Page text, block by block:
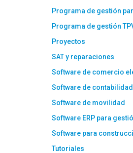
Programa de gestión
Programa de gestión
Proyectos
SAT y reparaciones
Software de comercio
Software de contabilidad
Software de movilidad
Software ERP para
Software para
Tutoriales